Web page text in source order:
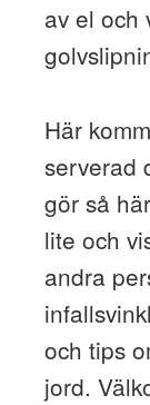
av el och
Här
serverad
gör så
lite och
andra
och tips
jord.